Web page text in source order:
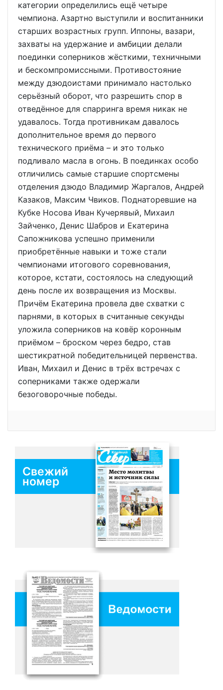
категории определились ещё четыре
чемпиона. Азартно выступили и воспитанники
старших возрастных групп. Иппоны, вазари,
захваты на удержание и амбиции делали
поединки соперников жёсткими, техничными
и бескомпромиссными. Противостояние
между дзюдоистами принимало настолько
серьёзный оборот, что разрешить спор в
отведённое для спарринга время никак не
удавалось. Тогда противникам давалось
дополнительное время до первого
технического приёма – и это только
подливало масла в огонь. В поединках особо
отличились самые старшие спортсмены
отделения дзюдо Владимир Жаргалов, Андрей
Казаков, Максим Чвиков. Поднаторевшие на
Кубке Носова Иван Кучерявый, Михаил
Зайченко, Денис Шабров и Екатерина
Сапожникова успешно применили
приобретённые навыки и тоже стали
чемпионами итогового соревнования,
которое, кстати, состоялось на следующий
день после их возвращения из Москвы.
Причём Екатерина провела две схватки с
парнями, в которых в считанные секунды
уложила соперников на ковёр коронным
приёмом – броском через бедро, став
шестикратной победительницей первенства.
Иван, Михаил и Денис в трёх встречах с
соперниками также одержали
безоговорочные победы.
Свежий
номер